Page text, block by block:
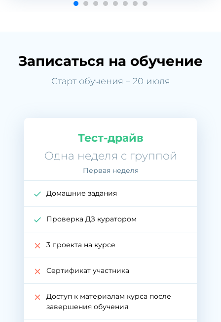
Записаться на обучение
Старт обучения – 20 июля
Тест-драйв
Одна неделя с группой
Первая неделя
Домашние задания
Проверка ДЗ куратором
3 проекта на курсе
Сертификат участника
Доступ к материалам курса после
завершения обучения